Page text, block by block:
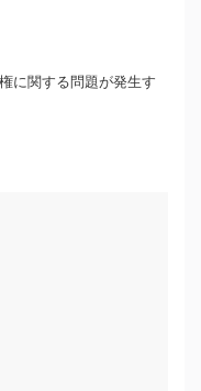
に関する問題が発生す